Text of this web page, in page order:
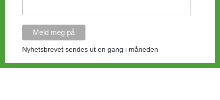
Nyhetsbrevet sendes ut en gang i måneden